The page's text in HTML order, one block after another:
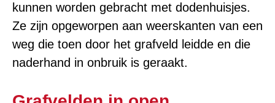
kunnen worden gebracht met dodenhuisjes.
Ze zijn opgeworpen aan weerskanten van een
weg die toen door het grafveld leidde en die
naderhand in onbruik is geraakt.